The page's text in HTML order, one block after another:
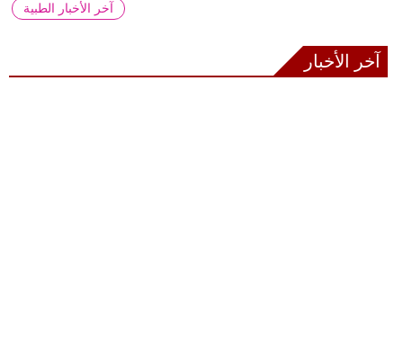
آخر الأخبار الطبية
آخر الأخبار